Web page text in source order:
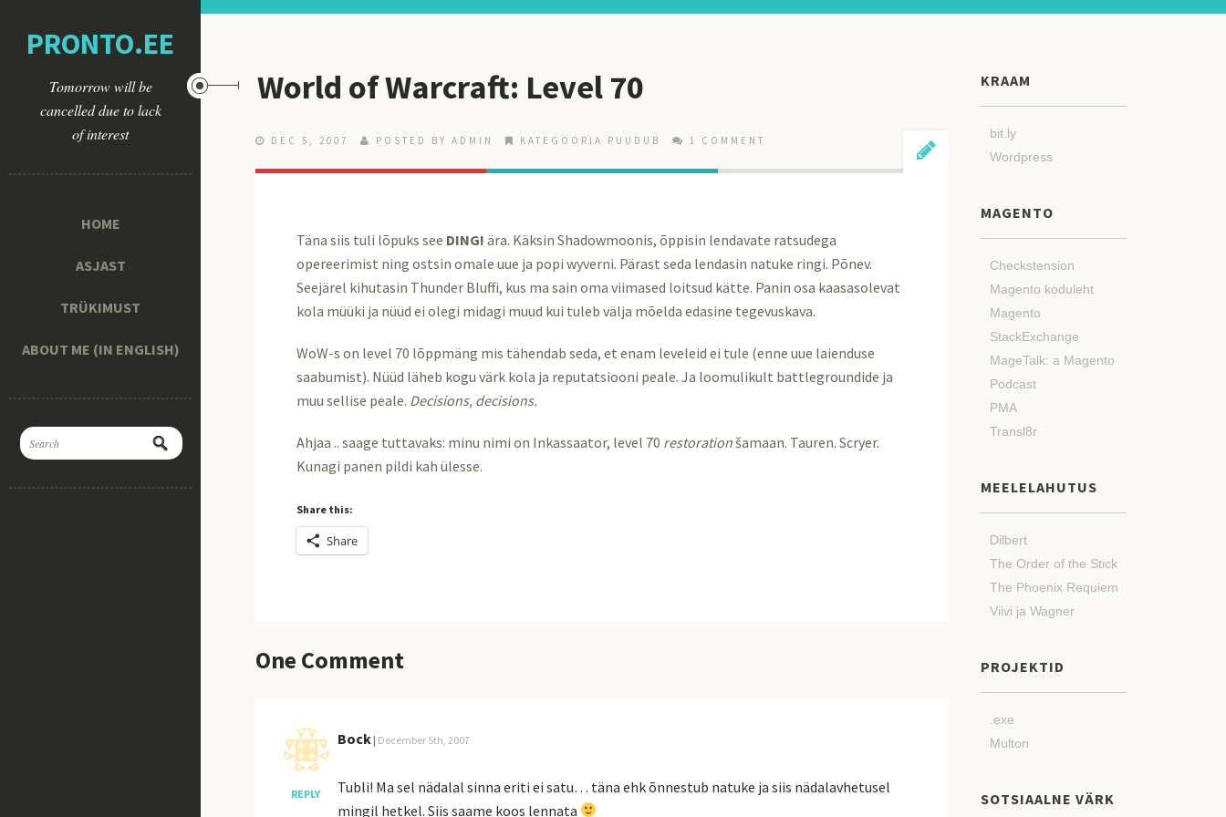
PRONTO.EE
Tomorrow will be
cancelled due to lack
of interest
HOME
ASJAST
TRÜKIMUST
ABOUT ME (IN ENGLISH)
World of Warcraft: Level 70
DEC 5, 2007 POSTED BY ADMIN KATEGOORIA PUUDUB 1 COMMENT
Täna siis tuli lõpuks see DING! ära. Käksin Shadowmoonis, õppisin lendavate ratsudega
opereerimist ning ostsin omale uue ja popi wyverni. Pärast seda lendasin natuke ringi. Põnev.
Seejärel kihutasin Thunder Bluffi, kus ma sain oma viimased loitsud kätte. Panin osa kaasasolevat
kola müüki ja nüüd ei olegi midagi muud kui tuleb välja mõelda edasine tegevuskava.
WoW-s on level 70 lõppmäng mis tähendab seda, et enam leveleid ei tule (enne uue laienduse
saabumist). Nüüd läheb kogu värk kola ja reputatsiooni peale. Ja loomulikult battlegroundide ja
muu sellise peale. Decisions, decisions.
Ahjaa .. saage tuttavaks: minu nimi on Inkassaator, level 70 restoration šamaan. Tauren. Scryer.
Kunagi panen pildi kah ülesse.
Share this:
Share
One Comment
REPLY
Bock | December 5th, 2007
Tubli! Ma sel nädalal sinna eriti ei satu… täna ehk õnnestub natuke ja siis nädalavhetusel
mingil hetkel. Siis saame koos lennata
KRAAM
bit.ly
Wordpress
MAGENTO
Checkstension
Magento koduleht
Magento
StackExchange
MageTalk: a Magento
Podcast
PMA
Transl8r
MEELELAHUTUS
Dilbert
The Order of the Stick
The Phoenix Requiem
Viivi ja Wagner
PROJEKTID
.exe
Multon
SOTSIAALNE VÄRK